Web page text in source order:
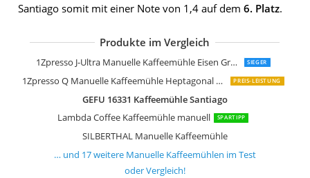
Santiago somit mit einer Note von 1,4 auf dem 6. Platz.
Produkte im Vergleich
1Zpresso J-Ultra Manuelle Kaffeemühle Eisen Grau SIEGER
1Zpresso Q Manuelle Kaffeemühle Heptagonal Version PREIS-LEISTUNG
GEFU 16331 Kaffeemühle Santiago
Lambda Coffee Kaffeemühle manuell
SPARTIPP
SILBERTHAL Manuelle Kaffeemühle
Comandante Kaffeemühle Edelstahl
Hario Mini Mühle Slim Plus Schwarz
Akirakoki Manuelle Kaffeemühle aus
Grönenberg Kaffeemühle
Zassenhaus Montevideo
Gefu 16330 Kaffeemühle Lorenzo
Milu Manuelle Kaffeemühle
Milu Manuelle Kaffeemühle
Peugeot Manuelle Kaffeemühle
Porlex Tall Kaffee-Handmühle silber
Milu Manuelle Kaffeemühle
VIENESSO Kaffeemühle Manuell Hand
Stelton Kaffeemühle Stahl Schwarz
… und 17weitere Manuelle Kaffeemühlen im Test
oder Vergleich!